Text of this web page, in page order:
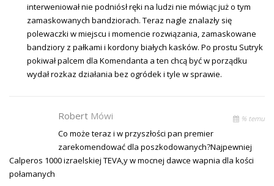
interweniował nie podniósł ręki na ludzi nie mówiąc już o tym
zamaskowanych bandziorach. Teraz nagle znalazły się
polewaczki w miejscu i momencie rozwiązania, zamaskowane
bandziory z pałkami i kordony białych kasków. Po prostu Sutryk
pokiwał palcem dla Komendanta a ten chcą być w porządku
wydał rozkaz działania bez ogródek i tyle w sprawie.
Robert Mówi % temu
Co może teraz i w przyszłości pan premier
zarekomendować dla poszkodowanych?Najpewniej
Calperos 1000 izraelskiej TEVA,y w mocnej dawce wapnia dla kości
połamanych